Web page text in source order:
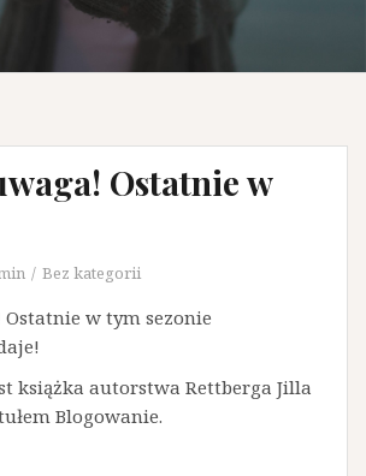
Ostatnie w
Bez kategorii
w tym sezonie
książka autorstwa Rettberga Jilla
Blogowanie.